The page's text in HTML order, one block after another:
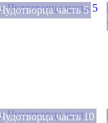
часть 5
часть 10